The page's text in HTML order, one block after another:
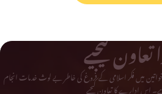
کیجیے
خواتین میں فکر اسلامی کے فروغ کی خاطر بے لوث خدمات انجام
اس ادارے کا تعاون کیجیے